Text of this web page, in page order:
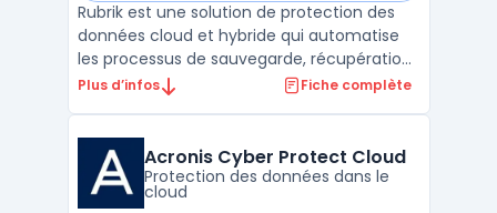
Rubrik est une solution de protection des
données cloud et hybride qui automatise
les processus de sauvegarde, récupération
et archivage des données critiques des
Rubrik simplifie la gestion des données
grâce à son approche un ...
Plus d’infos Fiche complète
Acronis Cyber Protect Cloud
Protection des données dans le
cloud